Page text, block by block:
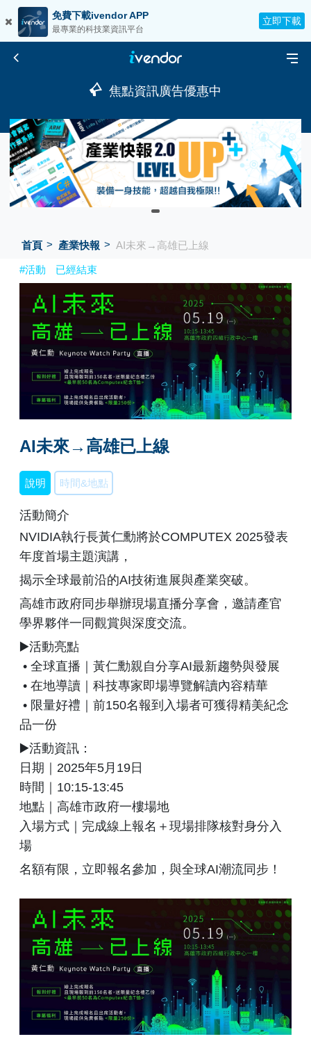
免費下載ivendor APP
最專業的科技業資訊平台
立即下載
焦點資訊廣告優惠中
首頁 產業快報 AI未來→高雄已上線
#活動 已經結束
AI未來→高雄已上線
說明 時間&地點
活動簡介
NVIDIA執行長黃仁勳將於COMPUTEX 2025發表
年度首場主題演講，
揭示全球最前沿的AI技術進展與產業突破。
高雄市政府同步舉辦現場直播分享會，邀請產官
學界夥伴一同觀賞與深度交流。
▶️活動亮點
• 全球直播｜黃仁勳親自分享AI最新趨勢與發展
• 在地導讀｜科技專家即場導覽解讀內容精華
• 限量好禮｜前150名報到入場者可獲得精美紀念
品一份
▶️活動資訊：
日期｜2025年5月19日
時間｜10:15-13:45
地點｜高雄市政府一樓場地
入場方式｜完成線上報名＋現場排隊核對身分入
場
名額有限，立即報名參加，與全球AI潮流同步！